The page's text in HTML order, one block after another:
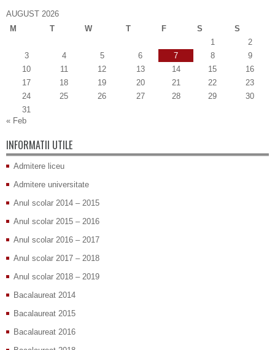
AUGUST 2026
M
T W T F S
S
1
2
3
4 5 6 7 8
9
10
11 12 13 14 15
16
17
18 19 20 21 22
23
24
25 26 27 28 29
30
31
« Feb
INFORMATII UTILE
Admitere liceu
Admitere universitate
Anul scolar 2014 – 2015
Anul scolar 2015 – 2016
Anul scolar 2016 – 2017
Anul scolar 2017 – 2018
Anul scolar 2018 – 2019
Bacalaureat 2014
Bacalaureat 2015
Bacalaureat 2016